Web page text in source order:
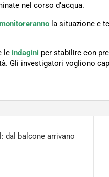
nel corso d’acqua.
la situazione e
le indagini per stabilire con
Gli investigatori vogliono
dal balcone arrivano